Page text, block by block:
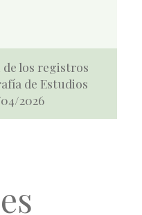
los registros
de Estudios
2026